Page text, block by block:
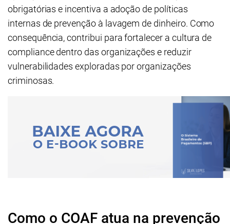
obrigatórias e incentiva a adoção de políticas
internas de prevenção à lavagem de dinheiro. Como
consequência, contribui para fortalecer a cultura de
compliance dentro das organizações e reduzir
vulnerabilidades exploradas por organizações
criminosas.
Como o COAF atua na prevenção